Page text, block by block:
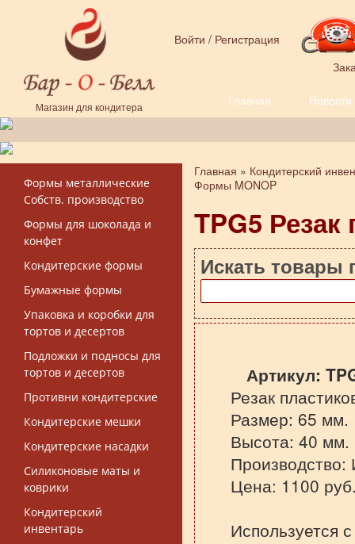
Перейти к основному содержанию
Магазин для кондитера
Войти / Регистрация
Главная Новости
Форма поиска
Формы металлические
Собств. производство
Формы для шоколада и
конфет
Кондитерские формы
Бумажные формы
Упаковка и коробки для
тортов и десертов
Подложки и подносы для
тортов и десертов
Противни кондитерские
Кондитерские мешки
Кондитерские насадки
Силиконовые маты и
коврики
Кондитерский
инвентарь
Вы здесь
Главная » Кондитерский
Формы MONOP
TPG5 Резак
Искать товары
Артикул:
Резак
Размер: 65 мм.
Высота: 40 мм.
Цена: 1100
Используется